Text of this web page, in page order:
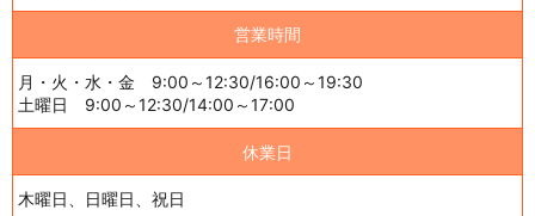
営業時間
月・火・水・金 9:00～12:30/16:00～19:30
土曜日 9:00～12:30/14:00～17:00
休業日
木曜日、日曜日、祝日